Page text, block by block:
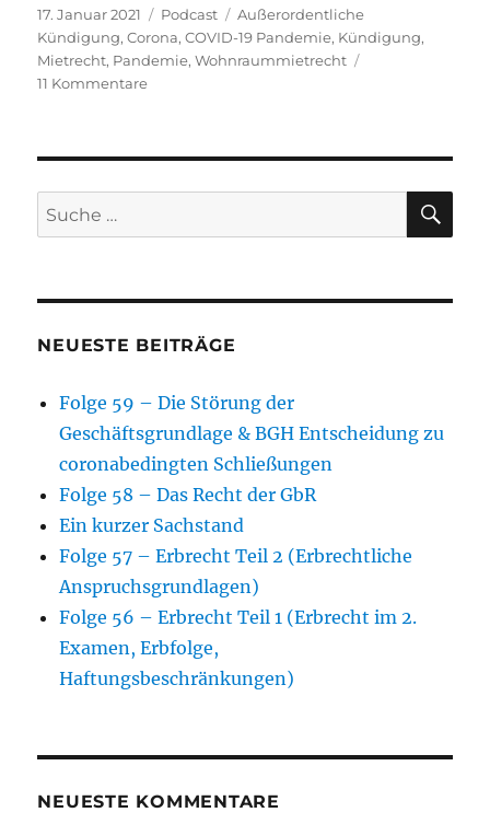
Veröffentlicht
am
17. Januar 2021 Kategorien
Podcast Schlagwörter
Außerordentliche
Kündigung,Corona,COVID-19 Pandemie, Kündigung,
Mietrecht, Pandemie,Wohnraummietrecht
11 Kommentarezu
und
Suche
nach:
NEUESTE BEITRÄGE
Folge 59 – Die Störung der
Geschäftsgrundlage & BGH Entscheidung zu
coronabedingten Schließungen
Folge 58 – Das Recht der GbR
Ein kurzer Sachstand
Folge 57 – Erbrecht Teil 2 (Erbrechtliche
Anspruchsgrundlagen)
Folge 56 – Erbrecht Teil 1 (Erbrecht im 2.
Examen, Erbfolge,
Haftungsbeschränkungen)
NEUESTE KOMMENTARE